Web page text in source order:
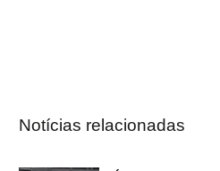
Notícias relacionadas